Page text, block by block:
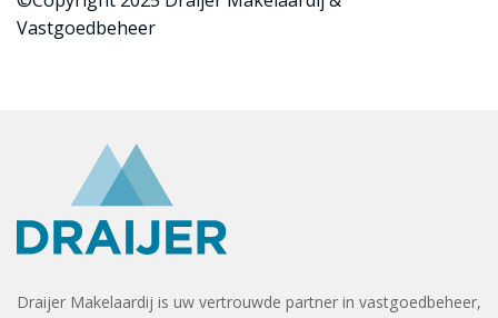
Vastgoedbeheer
Draijer Makelaardij is uw vertrouwde partner in vastgoedbeheer,